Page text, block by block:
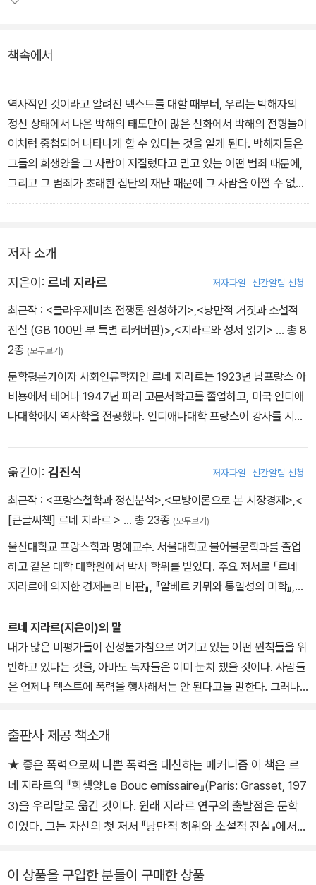
스트'라 부른다. 이렇게 되면 박해의 기록에서 박해의 흔적을 찾아내
가 이 책에서 (그리고 그 이후의 저작들에서)행하고 있는 것도 바로
이런 작업이다. '박해의 텍스트'에 대한 참신한 해석서자, 인간의 욕망
에 대한 심도있는 탐구서.
책속에서
역사적인 것이라고 알려진 텍스트를 대할 때부터, 우리는 박해자의
정신 상태에서 나온 박해의 태도만이 많은 신화에서 박해의 전형들이
이처럼 중첩되어 나타나게 할 수 있다는 것을 알게 된다. 박해자들은
그들의 희생양을 그 사람이 저질렀다고 믿고 있는 어떤 범죄 때문에,
그리고 그 범죄가 초래한 집단의 재난 때문에 그 사람을 어쩔 수 없이
박해의 희생양으로 선택했다고 믿고 있다.-p48 중에서
우리는 우리의 공통된 욕망을 만족시키는 것을 서로 방해한다. 상대
방의 저항이 커질수록 그 욕망은 더 강해져만 가고, 모델이 장애물이
될수록 그 장애물은 더 모델이 되어간다. 그래서 결국 그 욕망은 그를
막는 것에만 관심을 갖게 된다. 욕망은 그 자신에 의해 유발된 장애물
들에 반한다.-p215 중에서
저자 소개
지은이: 르네 지라르 저자파일 신간알림 신청
최근작 : <클라우제비츠 전쟁론 완성하기>,<낭만적 거짓과 소설적
진실 (GB 100만 부 특별 리커버판)>,<지라르와 성서 읽기> … 총 8
2종 (모두보기)
문학평론가이자 사회인류학자인 르네 지라르는 1923년 남프랑스 아
비뇽에서 태어나 1947년 파리 고문서학교를 졸업하고, 미국 인디애
나대학에서 역사학을 전공했다. 인디애나대학 프랑스어 강사를 시작
한 강의를 했다. 이런 이유로 그는 프랑스보다 미국에서 더 널리 알려
져 있고, 그의 이론과 사상은 미국 대학에서 더 많이 논의되고 있다.
이밖에도 그는 1947년 제르보·샤르피에 등과 함께 아비뇽 교황청에
드리안·피카소 등의 작품을 전시하는 등 많은 화가와 작품에 관심을
가졌다. 1961년에는 존스 홉킨스대학에서 ‘비평언어와 인문학’에 관
한 국제 심포지엄을 개최했는데, 여기에는 바르트·데리다·골드만·이
의 관심은 소설 속의 인물들을 통해 인간 욕망의 구조를 밝혀내는 데
서 출발한다. 그것이 그의 첫 저서인 『낭만적 거짓과 소설적 진실』에
서 다루고 있는 내용이다. 그 작업의 결실인 『폭력과 성스러움』은 19
73년 프랑스 아카데미상을 받았다. 그밖에도 『지하실의 비평』 『세상
번개처럼 떨어지는 것을 본다』 등 많은 작품을 발표했는데, 대부분 문
가 많은 비중을 차지한다.
옮긴이: 김진식 저자파일 신간알림 신청
최근작 : <프랑스철학과 정신분석>,<모방이론으로 본 시장경제>,<
[큰글씨책] 르네 지라르 > … 총 23종 (모두보기)
울산대학교 프랑스학과 명예교수. 서울대학교 불어불문학과를 졸업
하고 같은 대학 대학원에서 박사 학위를 받았다. 주요 저서로 『르네
지라르에 의지한 경제논리 비판』, 『알베르 카뮈와 통일성의 미학』,
라르의 『폭력과 성스러움』, 『희생양』, 『나는 사탄이 번개처럼 떨어지
는 것을 본다』, 『문화의 기원』, 『그를 통해 스캔들이 왔다』, 대담집
『클라우제비츠 전쟁론 완성하기』를 비롯해 『카뮈: 부조리와 반항의
정신』, 장미셸 우구를리앙의 『욕망의 탄생』, 다니엘 코엔의 『유럽을
르네 지라르(지은이)의 말
내가 많은 비평가들이 신성불가침으로 여기고 있는 어떤 원칙들을 위
반하고 있다는 것을, 아마도 독자들은 이미 눈치 챘을 것이다. 사람들
은 언제나 텍스트에 폭력을 행사해서는 안 된다고들 말한다. 그러나
을 행사하느냐 아니면 이 텍스트의 무고한 자들에 대한 폭력이 계속
되도록 내버려두느냐 하는 것이다.
출판사 제공 책소개
★ 좋은 폭력으로써 나쁜 폭력을 대신하는 메커니즘 이 책은 르
네 지라르의 『희생양Le Bouc emissaire』(Paris: Grasset, 197
3)을 우리말로 옮긴 것이다. 원래 지라르 연구의 출발점은 문학
이었다. 그는 자신의 첫 저서 『낭만적 허위와 소설적 진실』에서
어 문학과 사회의 관계에 큰 가교를 놓는다. 그러나 그 후에 그를
이 상품을 구입한 분들이 구매한 상품